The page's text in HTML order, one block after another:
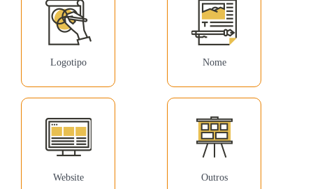
Logotipo Nome
Website Outros